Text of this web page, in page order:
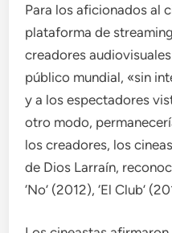
Para los aficionados al
plataforma de
creadores
público mundial, «sin
y a los espectadores
otro modo,
los creadores, los
de Dios Larraín,
‘No’ (2012), ‘El Club’